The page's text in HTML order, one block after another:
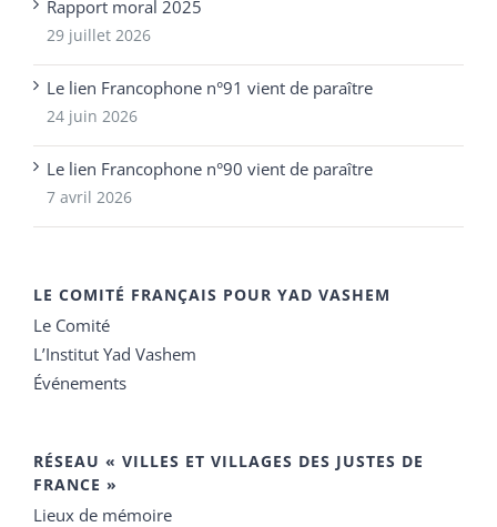
Rapport moral 2025
29 juillet 2026
Le lien Francophone n°91 vient de paraître
24 juin 2026
Le lien Francophone n°90 vient de paraître
7 avril 2026
LE COMITÉ FRANÇAIS POUR YAD VASHEM
Le Comité
L’Institut Yad Vashem
Événements
RÉSEAU « VILLES ET VILLAGES DES JUSTES DE
FRANCE »
Lieux de mémoire